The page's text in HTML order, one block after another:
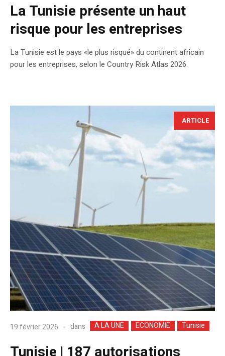
La Tunisie présente un haut
risque pour les entreprises
La Tunisie est le pays «le plus risqué» du continent africain
pour les entreprises, selon le Country Risk Atlas 2026.
ARTICLE
19 février 2026 dans A LA UNE ECONOMIE Tunisie